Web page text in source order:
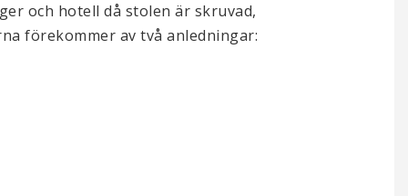
och hotell då stolen är skruvad,
förekommer av två anledningar: